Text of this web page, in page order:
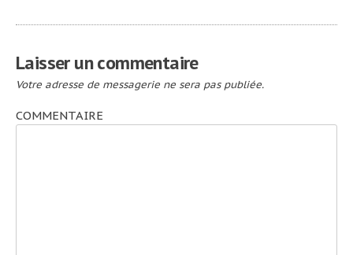
Laisser un commentaire
Votre adresse de messagerie ne sera pas publiée.
COMMENTAIRE